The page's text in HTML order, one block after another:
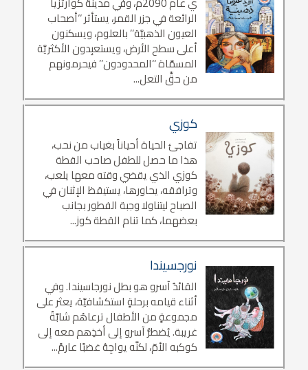
الرائعة في جزر القمر، يستأثر ‘‘أصحاب
العيون الذهبيَّة’’ بالعلوم، ويسكنون
أعلى سطح الأرض، ويستعبِدون الأكثريَّة
المسمَّاة ‘‘المحدودون’’ فيحرمونهم
من حقِّ التعل...
كوزي
تفاجئ الحياة أحياناً بغياب من نحب،
هذا ما حصل للطفل صاحب القطة
كوزي الذي يقضي وقته معها يلعب،
وترافقه، يحاورها، يستيقظ الإثنان في
الصباح ليتناولا وجبة الفطور بجانب
بعضهما، كما تنام القطة كوز...
نورجسيندا
القائدُ آسرو هو بطل نورجاسيندا. وفي
أثناء قيامه برحلةٍ استكشافيَّة، يعثر على
مجموعةٍ من الأطفال ترعاهُم شابَّةٌ
غريبة. يُضطرُّ آسرو إلى أخذِهم معه إلى
كوكبه الأمّ، لكنَّه يواجِهُ غضبًا عارمً...